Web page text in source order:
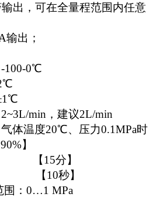
输出，可在全量程范围内任意
输出；
-100-0℃
℃
1 ℃
2~3L/min ，建议2L/min
体温度20℃、压力0.1MPa时
90%】
【15分】
【10秒】
围 ：0…1 MPa